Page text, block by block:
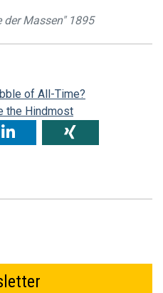
der Massen" 1895
of All-Time?
the Hindmost